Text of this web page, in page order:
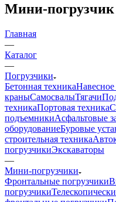
Мини-погрузчик
Главная
—
Каталог
—
Погрузчики
Бетонная техника
краныСамосвалыТягачи
техникаПортовая техника
подъемникиАсфальтовые
оборудованиеБуровые
строительная техника
погрузчикиЭкскаваторы
—
Мини-погрузчики
Фронтальные погрузчики
погрузчики